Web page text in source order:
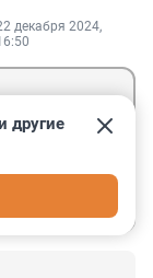
декабря 2024,
другие